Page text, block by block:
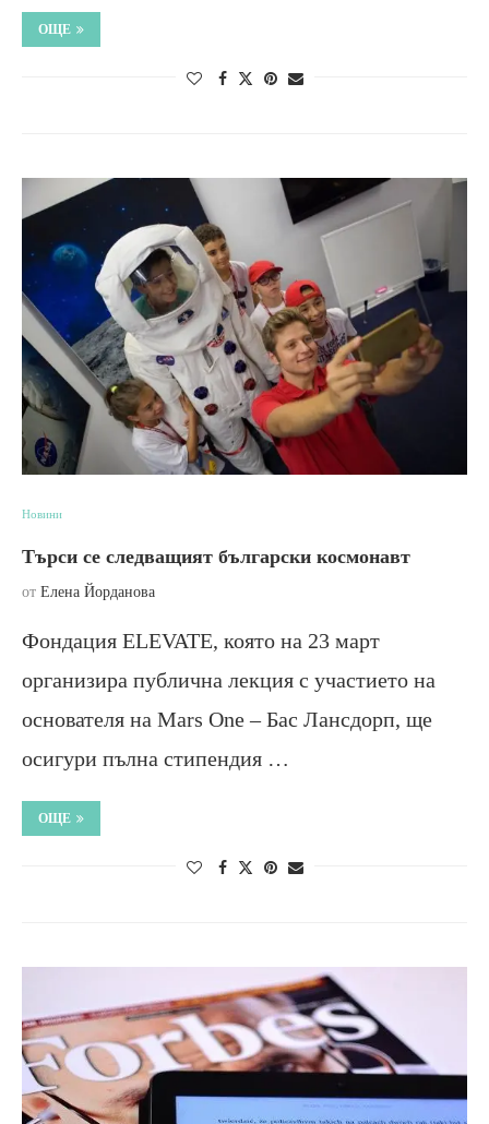
ОЩЕ
Новини
Търси се следващият български космонавт
от Елена Йорданова
Фондация ELEVATE, която на 23 март
организира публична лекция с участието на
основателя на Mars One – Бас Лансдорп, ще
осигури пълна стипендия …
ОЩЕ